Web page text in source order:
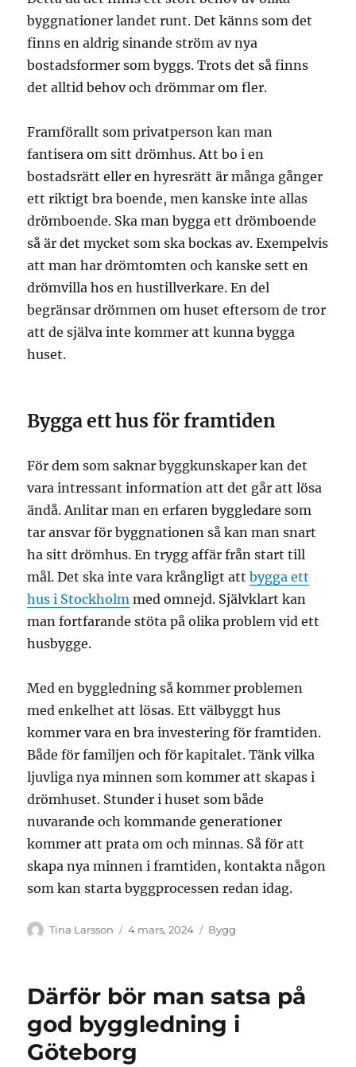
byggnationer landet runt. Det känns som det
finns en aldrig sinande ström av nya
bostadsformer som byggs. Trots det så finns
det alltid behov och drömmar om fler.
Framförallt som privatperson kan man
fantisera om sitt drömhus. Att bo i en
bostadsrätt eller en hyresrätt är många gånger
ett riktigt bra boende, men kanske inte allas
drömboende. Ska man bygga ett drömboende
så är det mycket som ska bockas av. Exempelvis
att man har drömtomten och kanske sett en
drömvilla hos en hustillverkare. En del
begränsar drömmen om huset eftersom de tror
att de själva inte kommer att kunna bygga
huset.
Bygga ett hus för framtiden
För dem som saknar byggkunskaper kan det
vara intressant information att det går att lösa
ändå. Anlitar man en erfaren byggledare som
tar ansvar för byggnationen så kan man snart
ha sitt drömhus. En trygg affär från start till
mål. Det ska inte vara krångligt attbygga ett
hus i Stockholm med omnejd. Självklart kan
man fortfarande stöta på olika problem vid ett
husbygge.
Med en byggledning så kommer problemen
med enkelhet att lösas. Ett välbyggt hus
kommer vara en bra investering för framtiden.
Både för familjen och för kapitalet. Tänk vilka
ljuvliga nya minnen som kommer att skapas i
drömhuset. Stunder i huset som både
nuvarande och kommande generationer
kommer att prata om och minnas. Så för att
skapa nya minnen i framtiden, kontakta någon
som kan starta byggprocessen redan idag.
Författare
Tina Larsson
Publicerat
4 mars, 2024 Kategorier
Bygg
Därför bör man satsa på
god byggledning i
Göteborg